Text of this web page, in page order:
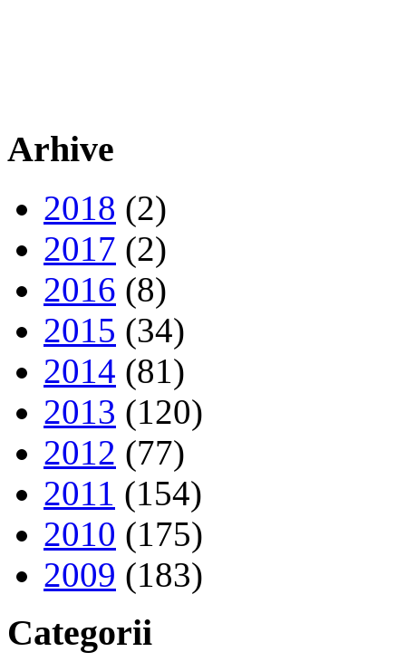
Arhive
2018 (2)
2017 (2)
2016 (8)
2015 (34)
2014 (81)
2013 (120)
2012 (77)
2011 (154)
2010 (175)
2009 (183)
Categorii